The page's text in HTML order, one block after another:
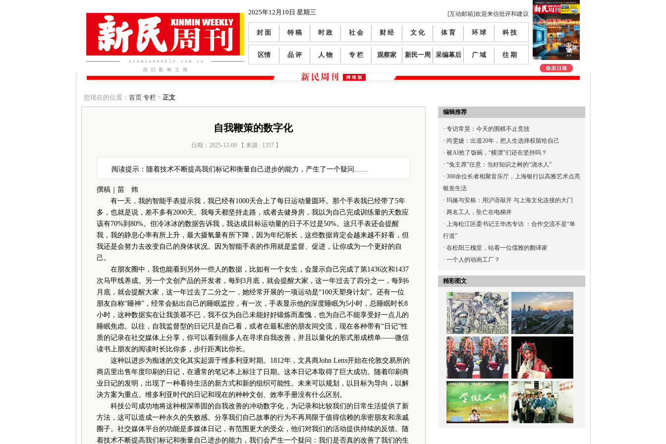
2025年12月10日 星期三 [互动邮箱]欢迎来信批评和建议
封 面 特 稿 时 政 社 会 财 经 文 化 体 育 环 球 科 技
区情 品 评 人 物 专 栏 观察家 新民一周 采编幕后 广 域 往 期
您现在的位置： 首页 专栏> 正文
自我鞭策的数字化
日期：2025-12-09 【 来源 : 1357 】
阅读提示：随着技术不断提高我们标记和衡量自己进步的能力，产生了一个疑问……
撰稿｜苗 炜
有一天，我的智能手表提示我，我已经有1000天合上了每日运动量圆环。那个手表我已经带了5年
多，也就是说，差不多有2000天。我每天都坚持走路，或者去健身房，我以为自己完成训练量的天数应
该有70%到80%。但冷冰冰的数据告诉我，我达成目标运动量的日子不过是50%。这只手表还会提醒
我，我的静息心率有所上升，最大摄氧量有所下降，因为年纪渐长，这些数据肯定会越来越不好看，但
我还是会努力去改变自己的身体状况。因为智能手表的作用就是监督、促进，让你成为一个更好的自
己。
在朋友圈中，我也能看到另外一些人的数据，比如有一个女生，会显示自己完成了第1436次和1437
次马甲线养成。另一个文创产品的开发者，每到3月底，就会提醒大家，这一年过去了四分之一，每到6
月底，就会提醒大家，这一年过去了二分之一，她经常开展的一项运动是“100天塑身计划”。还有一位
朋友自称“睡神”，经常会贴出自己的睡眠监控，有一次，手表显示他的深度睡眠为5小时，总睡眠时长8
小时，这种数据实在让我羡慕不已，我不仅为自己未能好好锻炼而羞愧，也为自己不能享受好一点儿的
睡眠焦虑。以往，自我监督型的日记只是自己看，或者在最私密的朋友间交流，现在各种带有“日记”性
质的记录在社交媒体上分享，你可以看到很多人在寻求自我改善，并且以量化的形式形成榜单——微信
读书上朋友的阅读时长比你多，步行距离比你长。
这种以进步为痴迷的文化其实起源于维多利亚时期。1812年，文具商John Letts开始在伦敦交易所的
商店里出售年度印刷的日记，在通常的笔记本上标注了日期。这本日记本取得了巨大成功。随着印刷商
业日记的发明，出现了一种看待生活的新方式和新的组织可能性。未来可以规划，以目标为导向，以解
决方案为重点。维多利亚时代的日记和现在的种种文创、效率手册没有什么区别。
科技公司成功地将这种根深蒂固的自我改善的冲动数字化，为记录和比较我们的日常生活提供了新
方法，这可以造成一种永久的失败感。分享我们自己故事的行为不再局限于值得信赖的亲密朋友和亲戚
圈子。社交媒体平台的功能是多媒体日记，有范围更大的受众，他们对我们的活动提供持续的反馈。随
着技术不断提高我们标记和衡量自己进步的能力，我们会产生一个疑问：我们是否真的改善了我们的生
编辑推荐
· 专访常昊：今天的围棋不止竞技
· 尚雯婕：出道20年，把人生选择权留给自己
· 被AI抢了饭碗，“横漂”们还在坚持吗？
· “兔主席”任意：当好知识之树的“浇水人”
· 300余位长者相聚音乐厅，上海银行以高雅艺术点亮
银发生活
· 玛娅与安栋：用沪语敲开 与上海文化连接的大门
· 两名工人，坠亡在电梯井
· 上海松江区委书记王华杰专访 ：合作交流不是“单
行道”
· 在松阳三槐堂，站着一位儒雅的翻译家
· 一个人的动画工厂？
精彩图文